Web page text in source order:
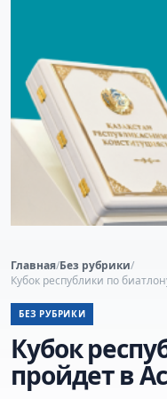
Главная/Без рубрики/
Кубок республики по
БЕЗ РУБРИКИ
Кубок
пройдет в